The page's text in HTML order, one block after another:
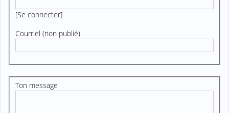
[Se connecter]
Courriel (non publié)
Ton message